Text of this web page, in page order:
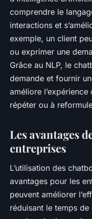
comprendre le
interactions et
exemple, un client
ou exprimer une
Grâce au NLP, le
demande et fournir
améliore
répéter ou à
Les avantages
entreprises
L’utilisation des
avantages pour les
peuvent améliorer
réduisant le temps